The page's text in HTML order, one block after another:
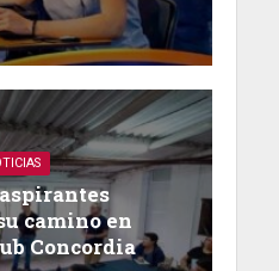
camino en
Concordia